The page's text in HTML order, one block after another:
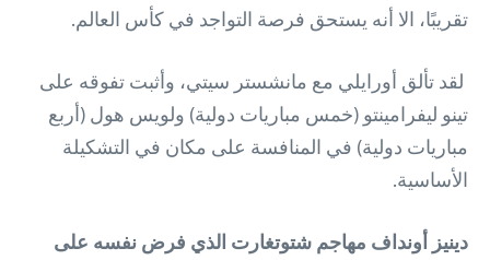
تقريبًا، الا أنه يستحق فرصة التواجد في كأس العالم.
لقد تألق أورايلي مع مانشستر سيتي، وأثبت تفوقه على
تينو ليفرامينتو (خمس مباريات دولية) ولويس هول (أربع
مباريات دولية) في المنافسة على مكان في التشكيلة
الأساسية.
دينيز أونداف مهاجم شتوتغارت الذي فرض نفسه على